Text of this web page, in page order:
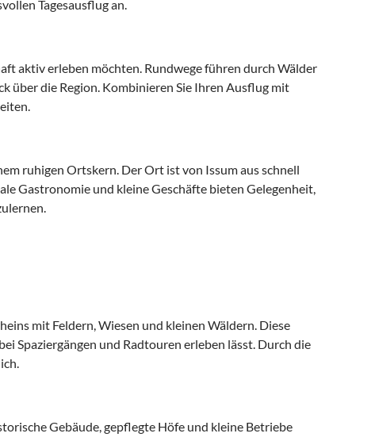
Tagesausflug an.
aktiv erleben möchten. Rundwege führen durch Wälder
über die Region. Kombinieren Sie Ihren Ausflug mit
ruhigen Ortskern. Der Ort ist von Issum aus schnell
Gastronomie und kleine Geschäfte bieten Gelegenheit,
mit Feldern, Wiesen und kleinen Wäldern. Diese
Spaziergängen und Radtouren erleben lässt. Durch die
Gebäude, gepflegte Höfe und kleine Betriebe